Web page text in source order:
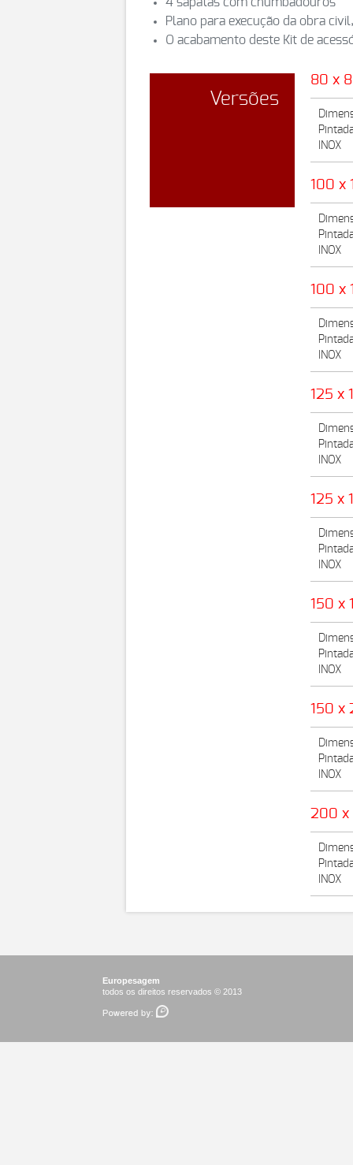
Plano para execução da obra
O acabamento deste Kit de
Versões
80 x
INOX
100 x
INOX
100 x
INOX
125 x
INOX
125 x
INOX
150 x
INOX
150 x
INOX
200 x
INOX
Europesagem
todos os direitos reservados © 2013